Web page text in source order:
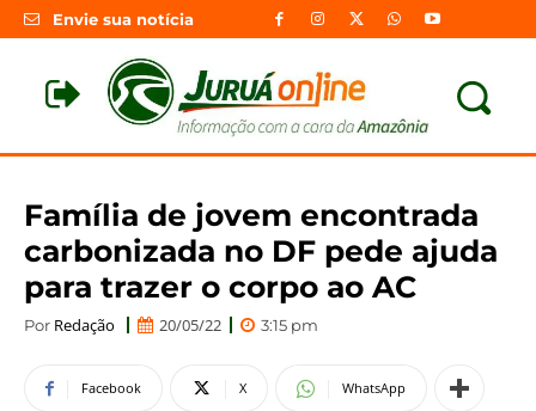
Envie sua notícia
Família de jovem encontrada
carbonizada no DF pede ajuda
para trazer o corpo ao AC
Por Redação 20/05/22 3:15 pm
Facebook X WhatsApp